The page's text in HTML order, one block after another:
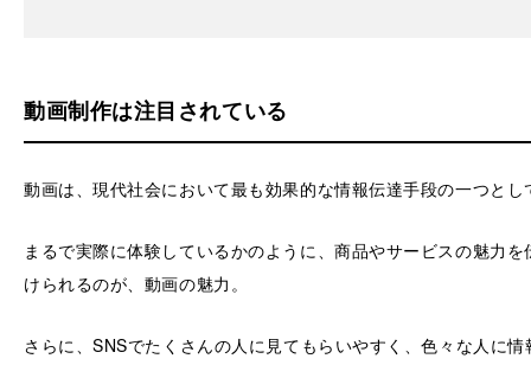
動画制作は注目されている
動画は、現代社会において最も効果的な情報伝達手段の一つと
まるで実際に体験しているかのように、商品やサービスの魅力
けられるのが、動画の魅力。
さらに、SNSでたくさんの人に見てもらいやすく、色々な人に